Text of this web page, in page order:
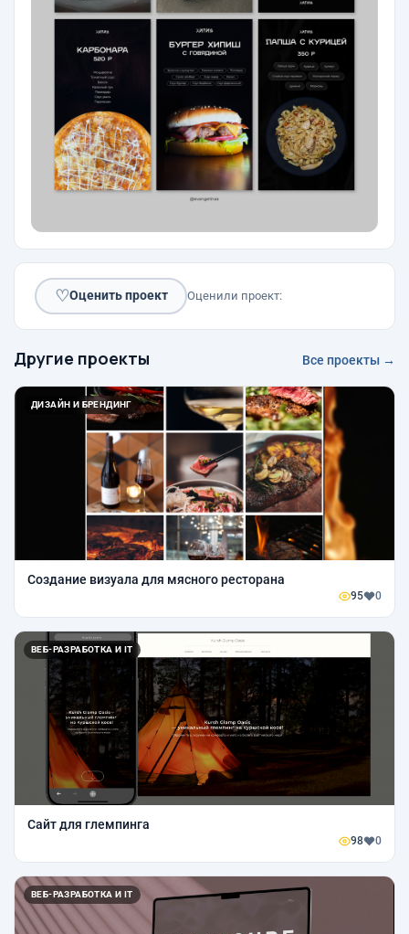
♡Оценить проект Оценили проект:
Другие проекты Все проекты →
ДИЗАЙН И БРЕНДИНГ
Создание визуала для мясного ресторана
95 0
ВЕБ-РАЗРАБОТКА И IT
Сайт для глемпинга
98 0
ВЕБ-РАЗРАБОТКА И IT